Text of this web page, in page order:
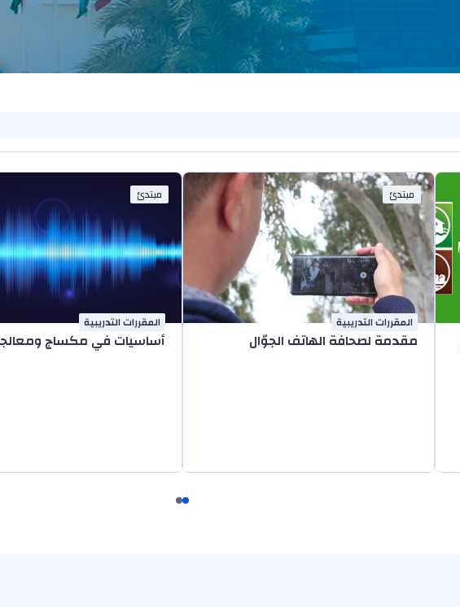
مبتدئ
المقررات التدريبية
مقدمة لصحافة الهاتف الجوّال
مبتدئ
المقررات التدريبية
أساسيات في مكساج